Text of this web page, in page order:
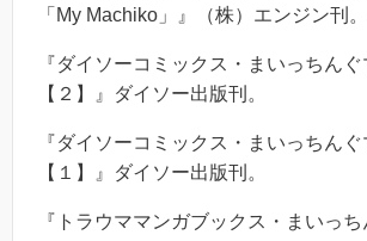
「My Machiko」』（株）エンジン刊
『ダイソーコミックス・まいっちん
【２】』ダイソー出版刊。
『ダイソーコミックス・まいっちん
【１】』ダイソー出版刊。
『トラウママンガブックス・まいっ